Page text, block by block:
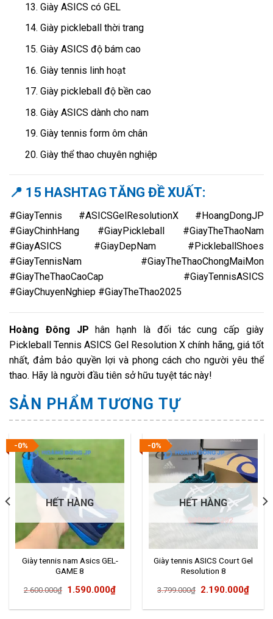
Giày ASICS có GEL
Giày pickleball thời trang
Giày ASICS độ bám cao
Giày tennis linh hoạt
Giày pickleball độ bền cao
Giày ASICS dành cho nam
Giày tennis form ôm chân
Giày thể thao chuyên nghiệp
📍 15 HASHTAG TĂNG ĐỀ XUẤT:
#GiayTennis #ASICSGelResolutionX #HoangDongJP
#GiayChinhHang #GiayPickleball #GiayTheThaoNam
#GiayASICS #GiayDepNam #PickleballShoes
#GiayTennisNam #GiayTheThaoChongMaiMon
#GiayTheThaoCaoCap #GiayTennisASICS
#GiayChuyenNghiep #GiayTheThao2025
Hoàng Đông JP hân hạnh là đối tác cung cấp giày
Pickleball Tennis ASICS Gel Resolution X chính hãng, giá tốt
nhất, đảm bảo quyền lợi và phong cách cho người yêu thể
thao. Hãy là người đầu tiên sở hữu tuyệt tác này!
SẢN PHẨM TƯƠNG TỰ
-0%
HẾT HÀNG
Giày tennis nam Asics GEL-
GAME 8
2.600.000₫ Giá
1.590.000₫Giá
-0%
HẾT HÀNG
Giày tennis ASICS Court Gel
Resolution 8
3.799.000₫ Giá
2.190.000₫Giá